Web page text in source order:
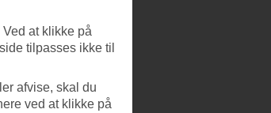
at klikke på
tilpasses ikke til
afvise, skal du
ved at klikke på